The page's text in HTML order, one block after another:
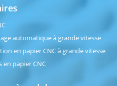
automatique à grande vitesse
en papier CNC à grande vitesse
en papier CNC